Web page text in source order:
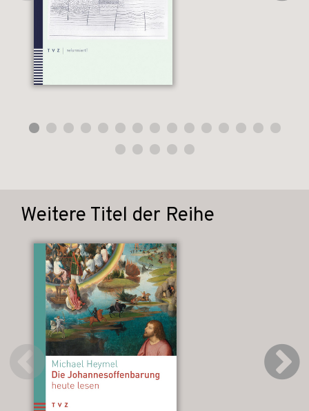
Weitere Titel der Reihe